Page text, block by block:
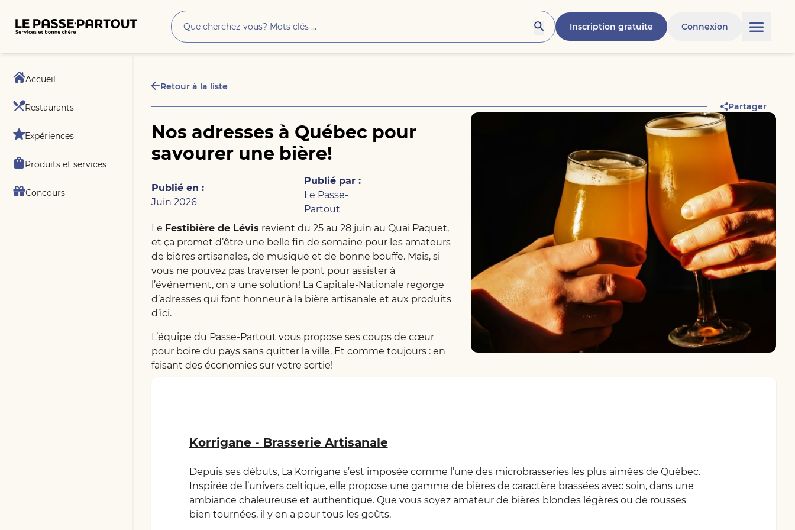
Inscription gratuite Connexion
Accueil
Restaurants
Expériences
Produits et services
Concours
Retour à la liste
Partager
Nos adresses à Québec pour
savourer une bière!
Publié en :
Juin 2026
Publié par :
Le Passe-
Partout
Le Festibière de Lévis revient du 25 au 28 juin au Quai Paquet,
et ça promet d’être une belle fin de semaine pour les amateurs
de bières artisanales, de musique et de bonne bouffe. Mais, si
vous ne pouvez pas traverser le pont pour assister à
l’événement, on a une solution! La Capitale-Nationale regorge
d’adresses qui font honneur à la bière artisanale et aux produits
d’ici.
L’équipe du Passe-Partout vous propose ses coups de cœur
pour boire du pays sans quitter la ville. Et comme toujours : en
faisant des économies sur votre sortie!
Korrigane - Brasserie Artisanale
Depuis ses débuts, La Korrigane s’est imposée comme l’une des microbrasseries les plus aimées de Québec.
Inspirée de l’univers celtique, elle propose une gamme de bières de caractère brassées avec soin, dans une
ambiance chaleureuse et authentique. Que vous soyez amateur de bières blondes légères ou de rousses
bien tournées, il y en a pour tous les goûts.